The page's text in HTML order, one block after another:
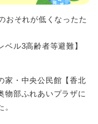
おそれが低くなったた
ル3高齢者等避難】
家・中央公民館【香北
物部ふれあいプラザに